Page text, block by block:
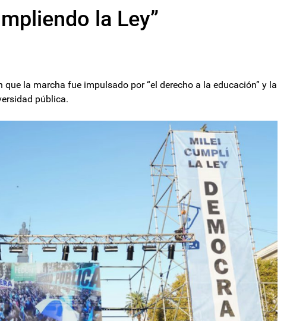
la Ley”
la marcha fue impulsado por “el derecho a la educación” y la
pública.